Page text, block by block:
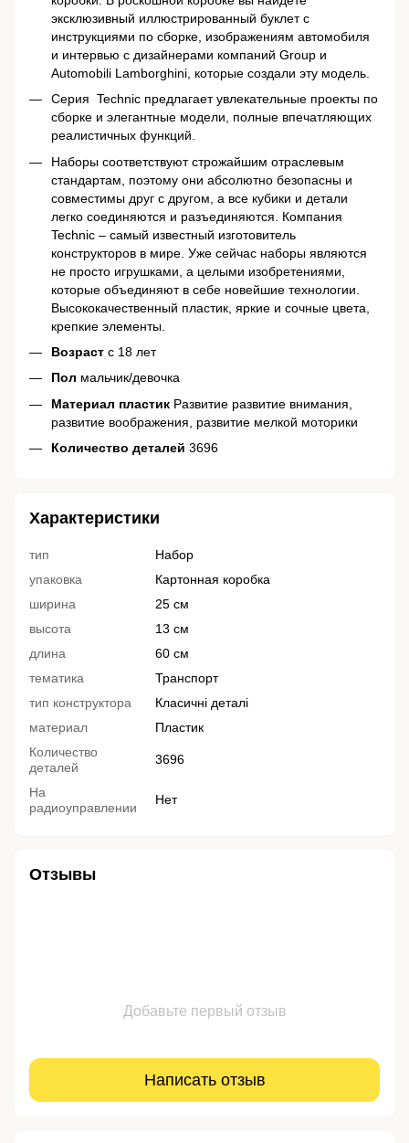
эксклюзивный иллюстрированный буклет с
инструкциями по сборке, изображениям автомобиля
и интервью c дизайнерами компаний Group и
Automobili Lamborghini, которые создали эту модель.
Серия Technic предлагает увлекательные проекты по
сборке и элегантные модели, полные впечатляющих
реалистичных функций.
Наборы соответствуют строжайшим отраслевым
стандартам, поэтому они абсолютно безопасны и
совместимы друг с другом, а все кубики и детали
легко соединяются и разъединяются. Компания
Technic – самый известный изготовитель
конструкторов в мире. Уже сейчас наборы являются
не просто игрушками, а целыми изобретениями,
которые объединяют в себе новейшие технологии.
Высококачественный пластик, яркие и сочные цвета,
крепкие элементы.
Возраст с 18 лет
Пол мальчик/девочка
Материал пластик Развитие развитие внимания,
развитие воображения, развитие мелкой моторики
Количество деталей 3696
Характеристики
тип
Набор
упаковка
Картонная коробка
ширина
25 см
высота
13 см
длина
60 см
тематика
Транспорт
тип конструктора
Класичні деталі
материал
Пластик
Количество
деталей
3696
На
радиоуправлении
Нет
Отзывы
Добавьте первый отзыв
Написать отзыв